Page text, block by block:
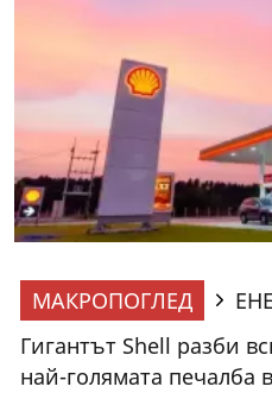
МАКРОПОГЛЕД
Гигантът Shell разби
най-голямата печалба